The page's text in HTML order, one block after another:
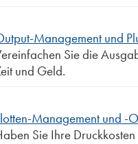
Management und
Sie die
und Geld.
Management und -
Sie Ihre